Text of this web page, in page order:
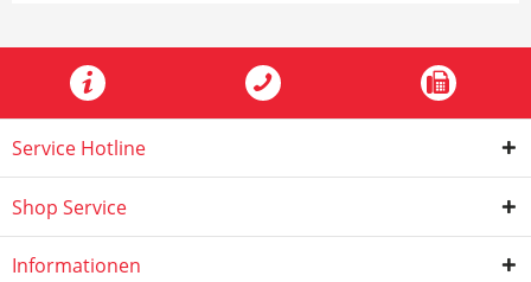
Service Hotline
Shop Service
Informationen